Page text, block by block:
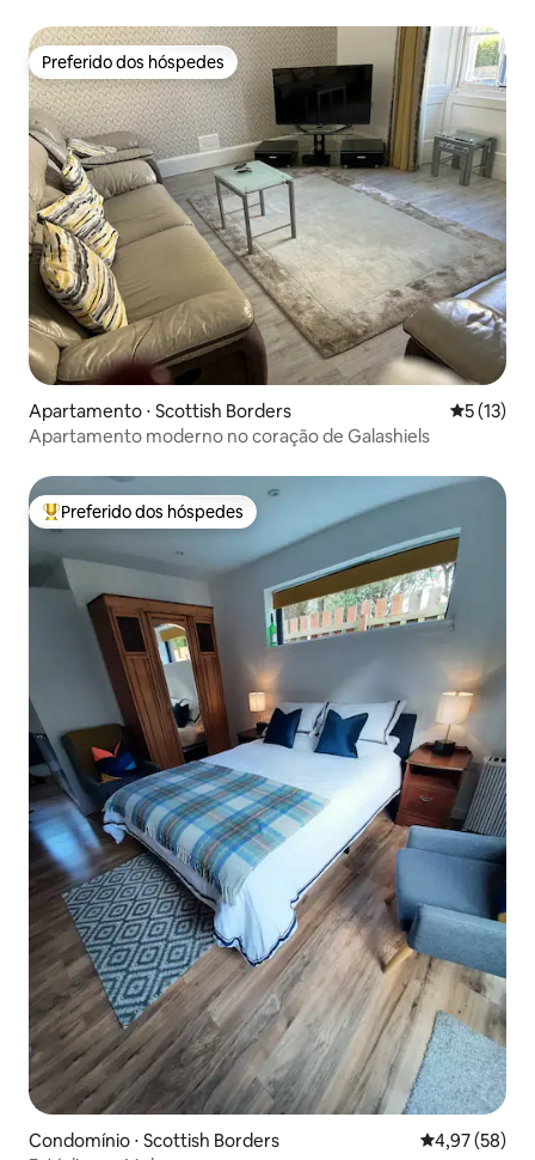
Preferido dos hóspedes
Preferido dos hóspedes
Apartamento ⋅ Scottish Borders 5 de uma
5 (13)
Apartamento moderno no coração de Galashiels
Entre os melhores preferidos dos hóspedes
Preferido dos hóspedes
Condomínio ⋅ Scottish Borders 4,97 de uma
4,97 (58)